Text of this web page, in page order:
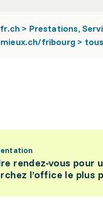
> Prestations,
fribourg >
rendez-vous pour
l’office le plus